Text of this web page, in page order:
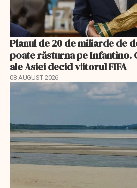
Planul de 20 de miliarde de
poate răsturna pe Infantino.
ale Asiei decid viitorul FIFA
08 AUGUST 2026